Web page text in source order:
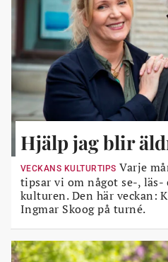
Hjälp jag blir
VECKANS KULTURTIPS Varje
tipsar vi om något se-,
kulturen. Den här veckan:
Ingmar Skoog på turné.